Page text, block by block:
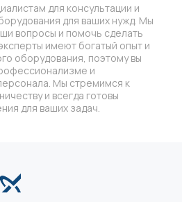
для консультации и
для ваших нужд. Мы
вопросы и помочь сделать
имеют богатый опыт и
оборудования, поэтому вы
и
Мы стремимся к
и всегда готовы
для ваших задач.